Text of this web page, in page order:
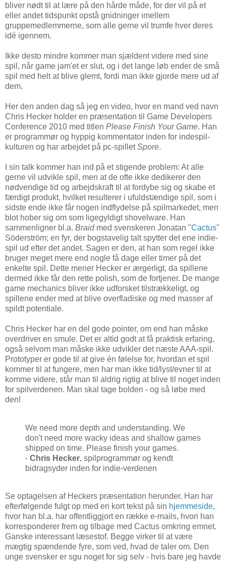
bliver nødt til at lære på den hårde måde, for der vil på et
eller andet tidspunkt opstå gnidninger imellem
gruppemedlemmerne, som alle gerne vil trumfe hver deres
idé igennem.
Ikke desto mindre kommer man sjældent videre med sine
spil, når game jam'et er slut, og i det lange løb ender de små
spil med helt at blive glemt, fordi man ikke gjorde mere ud af
dem.
Her den anden dag så jeg en video, hvor en mand ved navn
Chris Hecker holder en præsentation til Game Developers
Conference 2010 med titlen Please Finish Your Game. Han
er programmør og hyppig kommentator inden for indespil-
kulturen og har arbejdet på pc-spilletSpore.
I sin talk kommer han ind på et stigende problem: At alle
gerne vil udvikle spil, men at de ofte ikke dedikerer den
nødvendige tid og arbejdskraft til at fordybe sig og skabe et
færdigt produkt, hvilket resulterer i ufuldstændige spil, som i
sidste ende ikke får nogen indflydelse på spilmarkedet, men
blot hober sig om som ligegyldigt shovelware. Han
sammenligner bl.a. Braidmed svenskeren Jonatan "Cactus"
Söderström; en fyr, der bogstavelig talt spytter det ene indie-
spil ud efter det andet. Sagen er den, at han som regel ikke
bruger meget mere end nogle få dage eller timer på det
enkelte spil. Dette mener Hecker er ærgerligt, da spillene
dermed ikke får den rette polish, som de fortjener. De mange
game mechanics bliver ikke udforsket tilstrækkeligt, og
spillene ender med at blive overfladiske og med masser af
spildt potentiale.
Chris Hecker har en del gode pointer, om end han måske
overdriver en smule. Det er altid godt at få praktisk erfaring,
også selvom man måske ikke udvikler det næste AAA-spil.
Prototyper er gode til at give én følelse for, hvordan et spil
kommer til at fungere, men har man ikke tid/lyst/evner til at
komme videre, står man til aldrig rigtig at blive til noget inden
for spilverdenen. Man skal tage bolden - og så løbe med
den!
We need more depth and understanding. We
don't need more wacky ideas and shallow games
shipped on time. Please finish your games.
- Chris Hecker, spilprogrammør og kendt
bidragsyder inden for indie-verdenen
Se optagelsen af Heckers præsentation herunder. Han har
efterfølgende fulgt op med en kort tekst på sin hjemmeside,
hvor han bl.a. har offentliggjort en række e-mails, hvori han
korresponderer frem og tilbage med Cactus omkring emnet.
Ganske interessant læsestof. Begge virker til at være
mægtig spændende fyre, som ved, hvad de taler om. Den
unge svensker er sgu noget for sig selv - hvis bare jeg havde